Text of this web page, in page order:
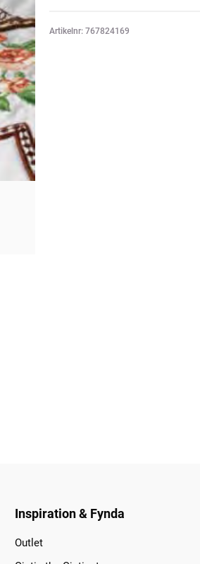
Artikelnr: 767824169
Inspiration & Fynda
Outlet